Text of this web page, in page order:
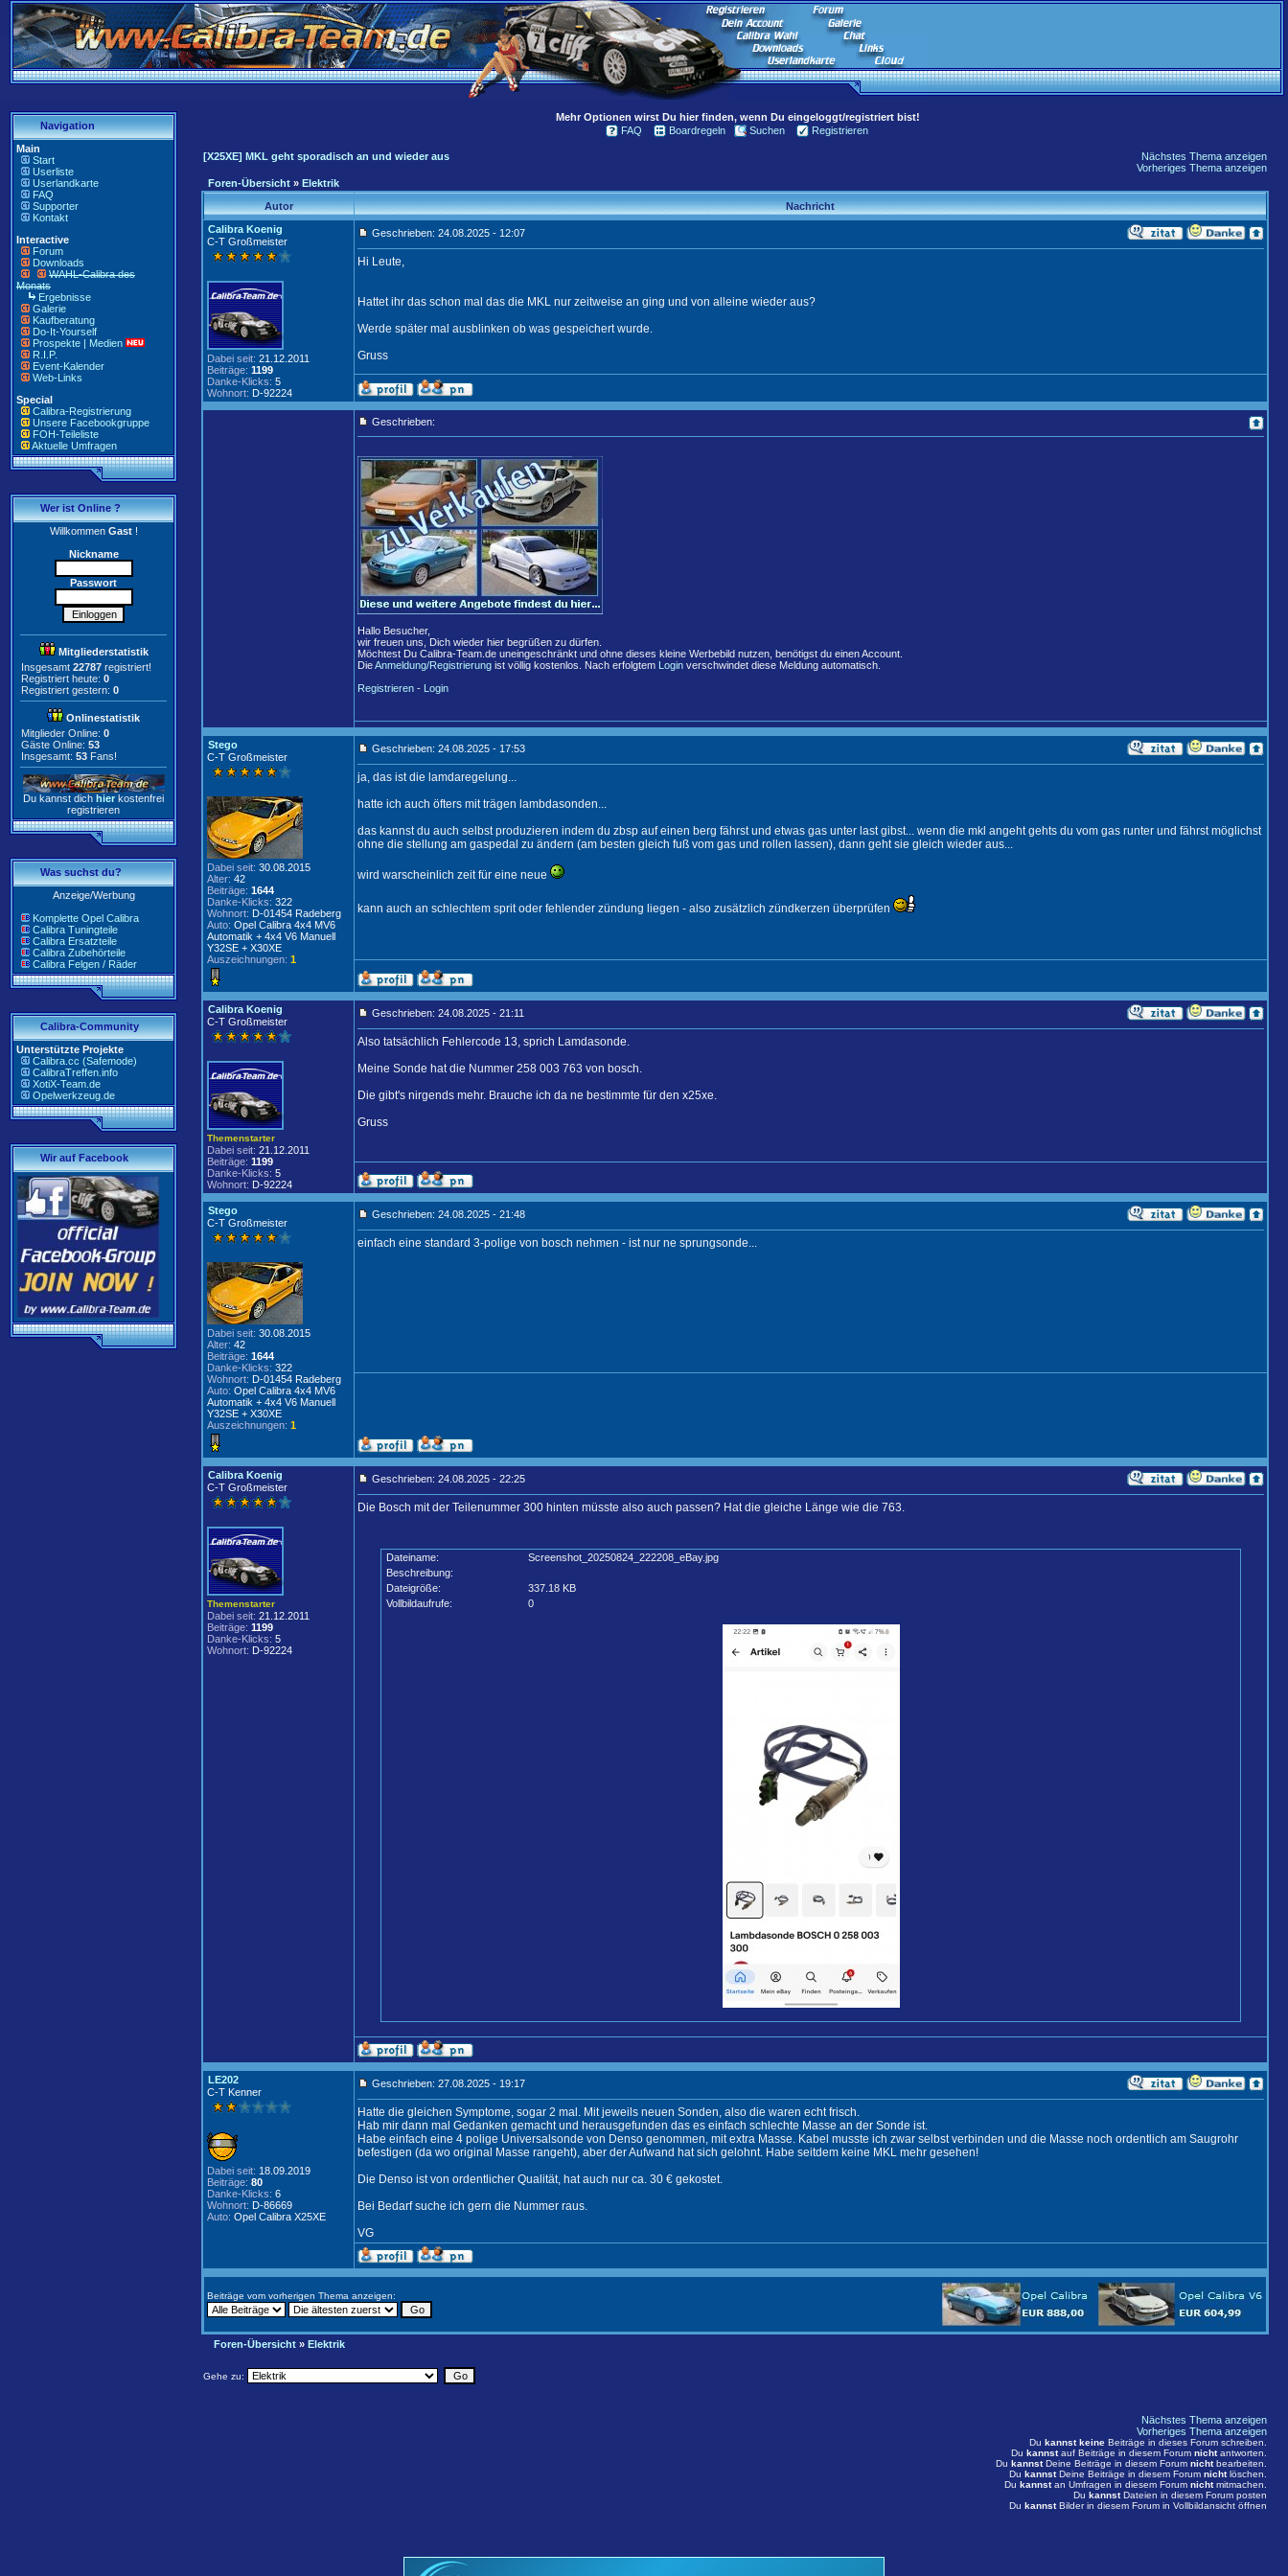
Navigation
Main
Start
Userliste
Userlandkarte
FAQ
Supporter
Kontakt
Interactive
Forum
Downloads
WAHL-Calibra des
Monats
Ergebnisse
Galerie
Kaufberatung
Do-It-Yourself
Prospekte | Medien
R.I.P.
Event-Kalender
Web-Links
Special
Calibra-Registrierung
Unsere Facebookgruppe
FOH-Teileliste
Aktuelle Umfragen
Wer ist Online ?
WillkommenGast!
Nickname
Passwort
Mitgliederstatistik
Insgesamt 22787 registriert!
Registriert heute: 0
Registriert gestern: 0
Onlinestatistik
Mitglieder Online: 0
Gäste Online: 53
Insgesamt: 53 Fans!
Du kannst dich hier kostenfrei
registrieren
Was suchst du?
Anzeige/Werbung
Komplette Opel Calibra
Calibra Tuningteile
Calibra Ersatzteile
Calibra Zubehörteile
Calibra Felgen / Räder
Calibra-Community
Unterstützte Projekte
Calibra.cc (Safemode)
CalibraTreffen.info
XotiX-Team.de
Opelwerkzeug.de
Wir auf Facebook
Mehr Optionen wirst Du hier finden, wenn Du eingeloggt/registriert bist!
FAQ
Boardregeln Suchen Registrieren
[X25XE] MKL geht sporadisch an und wieder aus
Nächstes Thema anzeigen
Vorheriges Thema anzeigen
Foren-Übersicht » Elektrik
Autor
Nachricht
Calibra Koenig
C-T Großmeister
Dabei seit: 21.12.2011
Beiträge: 1199
Danke-Klicks: 5
Wohnort: D-92224
Geschrieben: 24.08.2025 - 12:07
Hi Leute,
Hattet ihr das schon mal das die MKL nur zeitweise an ging und von alleine wieder aus?
Werde später mal ausblinken ob was gespeichert wurde.
Gruss
Geschrieben:
Hallo Besucher,
wir freuen uns, Dich wieder hier begrüßen zu dürfen.
Möchtest Du Calibra-Team.de uneingeschränkt und ohne dieses kleine Werbebild nutzen, benötigst du einen Account.
DieAnmeldung/Registrierung ist völlig kostenlos. Nach erfolgtem Login verschwindet diese Meldung automatisch.
Registrieren - Login
Stego
C-T Großmeister
Dabei seit: 30.08.2015
Alter: 42
Beiträge: 1644
Danke-Klicks: 322
Wohnort: D-01454 Radeberg
Auto: Opel Calibra 4x4 MV6
Automatik + 4x4 V6 Manuell
Y32SE + X30XE
Auszeichnungen: 1
Geschrieben: 24.08.2025 - 17:53
ja, das ist die lamdaregelung...
hatte ich auch öfters mit trägen lambdasonden...
das kannst du auch selbst produzieren indem du zbsp auf einen berg fährst und etwas gas unter last gibst... wenn die mkl angeht gehts du vom gas runter und fährst möglichst
ohne die stellung am gaspedal zu ändern (am besten gleich fuß vom gas und rollen lassen), dann geht sie gleich wieder aus...
wird warscheinlich zeit für eine neue
kann auch an schlechtem sprit oder fehlender zündung liegen - also zusätzlich zündkerzen überprüfen
Calibra Koenig
C-T Großmeister
Themenstarter
Dabei seit: 21.12.2011
Beiträge: 1199
Danke-Klicks: 5
Wohnort: D-92224
Geschrieben: 24.08.2025 - 21:11
Also tatsächlich Fehlercode 13, sprich Lamdasonde.
Meine Sonde hat die Nummer 258 003 763 von bosch.
Die gibt's nirgends mehr. Brauche ich da ne bestimmte für den x25xe.
Gruss
Stego
C-T Großmeister
Dabei seit: 30.08.2015
Alter: 42
Beiträge: 1644
Danke-Klicks: 322
Wohnort: D-01454 Radeberg
Auto: Opel Calibra 4x4 MV6
Automatik + 4x4 V6 Manuell
Y32SE + X30XE
Auszeichnungen: 1
Geschrieben: 24.08.2025 - 21:48
einfach eine standard 3-polige von bosch nehmen - ist nur ne sprungsonde...
Calibra Koenig
C-T Großmeister
Themenstarter
Dabei seit: 21.12.2011
Beiträge: 1199
Danke-Klicks: 5
Wohnort: D-92224
Geschrieben: 24.08.2025 - 22:25
Die Bosch mit der Teilenummer 300 hinten müsste also auch passen? Hat die gleiche Länge wie die 763.
Dateiname:
Screenshot_20250824_222208_eBay.jpg
Beschreibung:
Dateigröße:
337.18 KB
Vollbildaufrufe:
0
LE202
C-T Kenner
Dabei seit: 18.09.2019
Beiträge: 80
Danke-Klicks: 6
Wohnort: D-86669
Auto: Opel Calibra X25XE
Geschrieben: 27.08.2025 - 19:17
Hatte die gleichen Symptome, sogar 2 mal. Mit jeweils neuen Sonden, also die waren echt frisch.
Hab mir dann mal Gedanken gemacht und herausgefunden das es einfach schlechte Masse an der Sonde ist.
Habe einfach eine 4 polige Universalsonde von Denso genommen, mit extra Masse. Kabel musste ich zwar selbst verbinden und die Masse noch ordentlich am Saugrohr
befestigen (da wo original Masse rangeht), aber der Aufwand hat sich gelohnt. Habe seitdem keine MKL mehr gesehen!
Die Denso ist von ordentlicher Qualität, hat auch nur ca. 30 € gekostet.
Bei Bedarf suche ich gern die Nummer raus.
VG
Beiträge vom vorherigen Thema anzeigen:
Foren-Übersicht » Elektrik
Gehe zu:
Nächstes Thema anzeigen
Vorheriges Thema anzeigen
Du kannst keine Beiträge in dieses Forum schreiben.
Du kannstauf Beiträge in diesem Forum nichtantworten.
Du kannstDeine Beiträge in diesem Forum nichtbearbeiten.
Du kannstDeine Beiträge in diesem Forum nichtlöschen.
Du kannstan Umfragen in diesem Forum nichtmitmachen.
Du kannstDateien in diesem Forum posten
Du kannstBilder in diesem Forum in Vollbildansicht öffnen